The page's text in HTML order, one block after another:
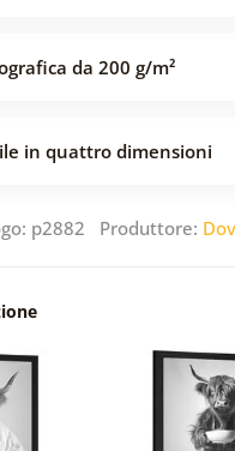
da 200 g/m²
in quattro dimensioni
p2882 Produttore: